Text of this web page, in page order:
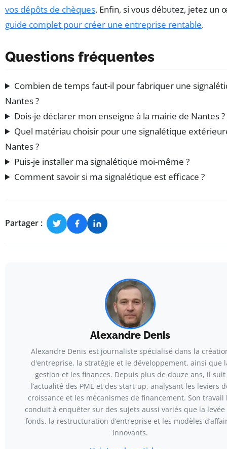
vos dépôts de chèques. Enfin, si vous débutez, jetez un
guide complet pour créer une entreprise rentable.
Questions fréquentes
Combien de temps faut-il pour fabriquer une
Nantes ?
Dois-je déclarer mon enseigne à la mairie de Nantes ?
Quel matériau choisir pour une signalétique
Nantes ?
Puis-je installer ma signalétique moi-même ?
Comment savoir si ma signalétique est efficace ?
Partager :
Alexandre Denis
Alexandre Denis est journaliste spécialisé dans la
d'entreprise, la stratégie et le développement, ainsi que
gestion et les finances. Depuis plus de douze ans, il suit
l’actualité des PME et des start-up, analysant les leviers
croissance et les mécanismes de financement. Son travail
conduit à enquêter sur des sujets aussi variés que la levée
fonds, la restructuration d’entreprise et les modèles
innovants.